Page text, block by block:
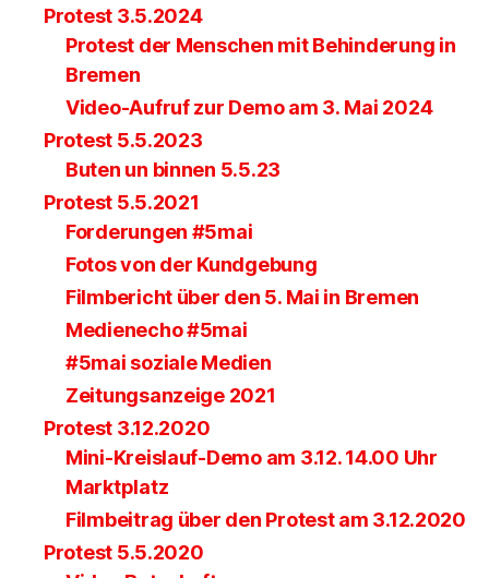
Protest 3.5.2024
Protest der Menschen mit Behinderung in
Bremen
Video-Aufruf zur Demo am 3. Mai 2024
Protest 5.5.2023
Buten un binnen 5.5.23
Protest 5.5.2021
Forderungen #5mai
Fotos von der Kundgebung
Filmbericht über den 5. Mai in Bremen
Medienecho #5mai
#5mai soziale Medien
Zeitungsanzeige 2021
Protest 3.12.2020
Mini-Kreislauf-Demo am 3.12. 14.00 Uhr
Marktplatz
Filmbeitrag über den Protest am 3.12.2020
Protest 5.5.2020